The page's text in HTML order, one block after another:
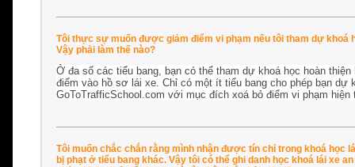
Tôi thực sự muốn được giảm điểm vi phạm nếu tôi tham dự khoá
Vậy phải làm thế nào?
Ở đa số các tiểu bang, bạn có thể tham dự khoá học hoàn
điểm vào hồ sơ lái xe. Chỉ có một ít tiểu bang cho phép bạn dự
GoToTrafficSchool.com với mục đích xoá bỏ điểm vi phạm
Tôi muốn chắc chắn rằng mình nhận được tín chỉ trong khoá học
bị phạt ở tiểu bang khác. Vậy tôi có thể ghi danh học khoá lái xe